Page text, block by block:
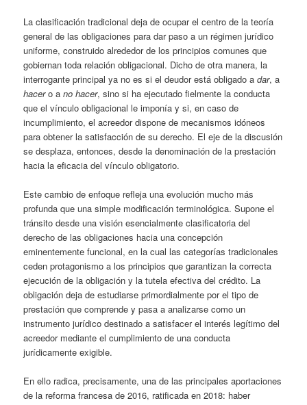
La clasificación tradicional deja de ocupar el centro de la teoría
general de las obligaciones para dar paso a un régimen jurídico
uniforme, construido alrededor de los principios comunes que
gobiernan toda relación obligacional. Dicho de otra manera, la
interrogante principal ya no es si el deudor está obligado adar, a
hacero ano hacer, sino si ha ejecutado fielmente la conducta
que el vínculo obligacional le imponía y si, en caso de
incumplimiento, el acreedor dispone de mecanismos idóneos
para obtener la satisfacción de su derecho. El eje de la discusión
se desplaza, entonces, desde la denominación de la prestación
hacia la eficacia del vínculo obligatorio.
Este cambio de enfoque refleja una evolución mucho más
profunda que una simple modificación terminológica. Supone el
tránsito desde una visión esencialmente clasificatoria del
derecho de las obligaciones hacia una concepción
eminentemente funcional, en la cual las categorías tradicionales
ceden protagonismo a los principios que garantizan la correcta
ejecución de la obligación y la tutela efectiva del crédito. La
obligación deja de estudiarse primordialmente por el tipo de
prestación que comprende y pasa a analizarse como un
instrumento jurídico destinado a satisfacer el interés legítimo del
acreedor mediante el cumplimiento de una conducta
jurídicamente exigible.
En ello radica, precisamente, una de las principales aportaciones
de la reforma francesa de 2016, ratificada en 2018: haber